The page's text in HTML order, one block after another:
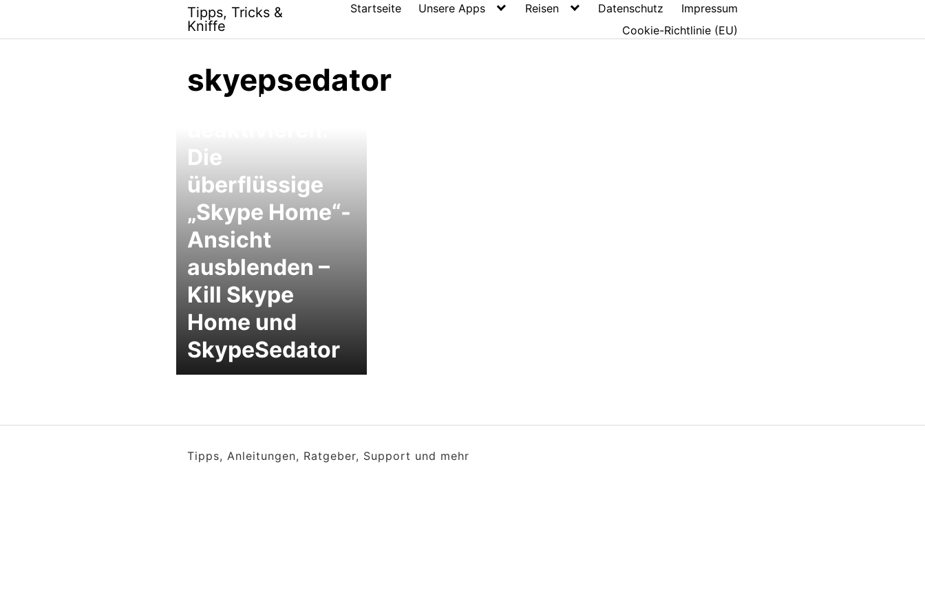
content
Tipps, Tricks &
Kniffe
Startseite Unsere Apps Reisen Datenschutz
Impressum
Cookie-Richtlinie (EU)
skyepsedator
Skype Home
Die
überflüssige
„Skype Home“-
Ansicht
ausblenden –
Kill Skype
Home und
SkypeSedator
Tipps, Anleitungen, Ratgeber, Support und mehr